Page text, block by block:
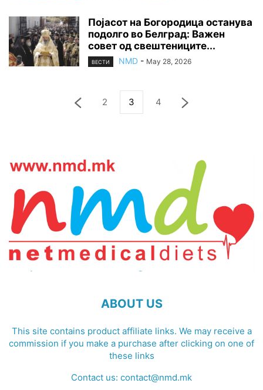
Појасот на Богородица останува
подолго во Белград: Важен
совет од свештениците...
ВЕСТИ NMD - May 28, 2026
2 3 4
ABOUT US
This site contains product affiliate links. We may receive a
commission if you make a purchase after clicking on one of
these links
Contact us: contact@nmd.mk